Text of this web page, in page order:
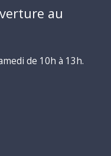
au
de 10h à 13h.